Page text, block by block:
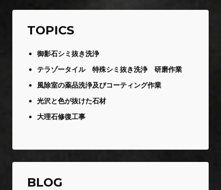
TOPICS
御影石シミ抜き洗浄
テラゾータイル 特殊シミ抜き洗浄 研磨作業
風除室の薬品洗浄及びコーティング作業
光沢と色が抜けた石材
大理石修復工事
BLOG